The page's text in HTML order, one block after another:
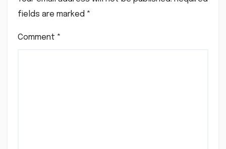
fields are marked *
Comment *